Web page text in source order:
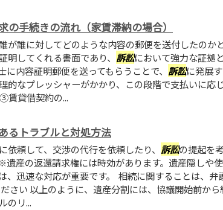
の手続きの流れ（家賃滞納の場合）
が誰に対してどのような内容の郵便を送付したのか
明してくれる書面であり、 訴訟において強力な証拠
に内容証明郵便を送ってもらうことで、 訴訟に発展
的なプレッシャーがかかり、この段階で支払いに応
賃貸借契約の...
るトラブルと対処方法
依頼して、交渉の代行を依頼したり、 訴訟の提起を
遺産の返還請求権には時効があります。遺産隠しや
、迅速な対応が重要です。 相続に関することは、弁
さい 以上のように、遺産分割には、協議開始前から
のリ...